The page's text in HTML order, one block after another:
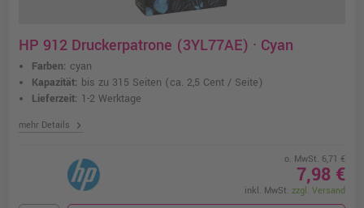
HP 912 Druckerpatrone (3YL77AE) · Cyan
Farben: cyan
Kapazität: bis zu 315 Seiten (ca. 2,5 Cent / Seite)
Lieferzeit: 1-2 Werktage
mehr Details chevron_right
o. MwSt. 6,71 €
7,98 €
inkl. MwSt. zzgl. Versand